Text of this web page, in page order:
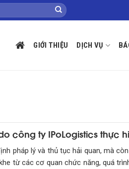
GIỚI THIỆU DỊCH VỤ
công ty IPoLogistics thực
pháp lý và thủ tục hải quan, mà
từ các cơ quan chức năng, quá